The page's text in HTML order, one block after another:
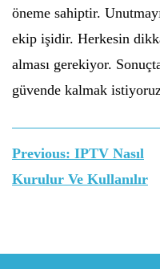
öneme sahiptir.
ekip işidir. Herkesin
alması gerekiyor.
güvende kalmak
Yazı
gezinmesi
Previous: IPTV Nasıl
Kurulur Ve Kullanılır